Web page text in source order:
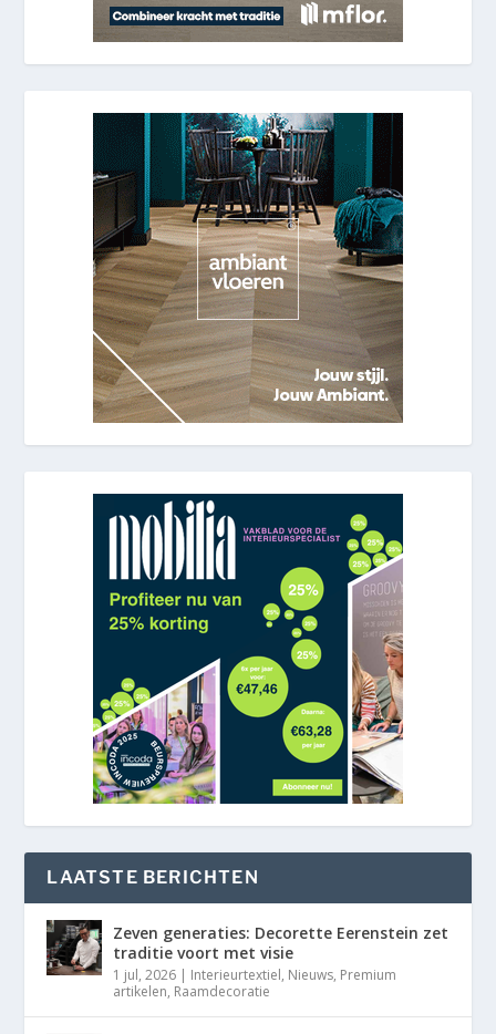
LAATSTE BERICHTEN
Zeven generaties: Decorette Eerenstein zet
traditie voort met visie
1 jul, 2026 | Interieurtextiel, Nieuws, Premium
artikelen, Raamdecoratie